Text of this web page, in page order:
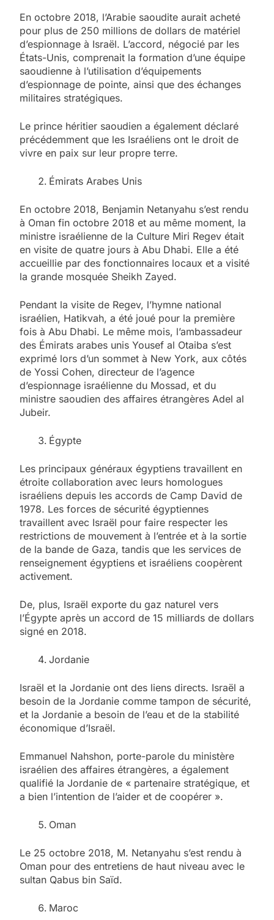
En octobre 2018, l’Arabie saoudite aurait acheté
pour plus de 250 millions de dollars de matériel
d’espionnage à Israël. L’accord, négocié par les
États-Unis, comprenait la formation d’une équipe
saoudienne à l’utilisation d’équipements
d’espionnage de pointe, ainsi que des échanges
militaires stratégiques.
Le prince héritier saoudien a également déclaré
précédemment que les Israéliens ont le droit de
vivre en paix sur leur propre terre.
Émirats Arabes Unis
En octobre 2018, Benjamin Netanyahu s’est rendu
à Oman fin octobre 2018 et au même moment, la
ministre israélienne de la Culture Miri Regev était
en visite de quatre jours à Abu Dhabi. Elle a été
accueillie par des fonctionnaires locaux et a visité
la grande mosquée Sheikh Zayed.
Pendant la visite de Regev, l’hymne national
israélien, Hatikvah, a été joué pour la première
fois à Abu Dhabi. Le même mois, l’ambassadeur
des Émirats arabes unis Yousef al Otaiba s’est
exprimé lors d’un sommet à New York, aux côtés
de Yossi Cohen, directeur de l’agence
d’espionnage israélienne du Mossad, et du
ministre saoudien des affaires étrangères Adel al
Jubeir.
Égypte
Les principaux généraux égyptiens travaillent en
étroite collaboration avec leurs homologues
israéliens depuis les accords de Camp David de
1978. Les forces de sécurité égyptiennes
travaillent avec Israël pour faire respecter les
restrictions de mouvement à l’entrée et à la sortie
de la bande de Gaza, tandis que les services de
renseignement égyptiens et israéliens coopèrent
activement.
De, plus, Israël exporte du gaz naturel vers
l’Égypte après un accord de 15 milliards de dollars
signé en 2018.
Jordanie
Israël et la Jordanie ont des liens directs. Israël a
besoin de la Jordanie comme tampon de sécurité,
et la Jordanie a besoin de l’eau et de la stabilité
économique d’Israël.
Emmanuel Nahshon, porte-parole du ministère
israélien des affaires étrangères, a également
qualifié la Jordanie de « partenaire stratégique, et
a bien l’intention de l’aider et de coopérer ».
Oman
Le 25 octobre 2018, M. Netanyahu s’est rendu à
Oman pour des entretiens de haut niveau avec le
sultan Qabus bin Saïd.
Maroc